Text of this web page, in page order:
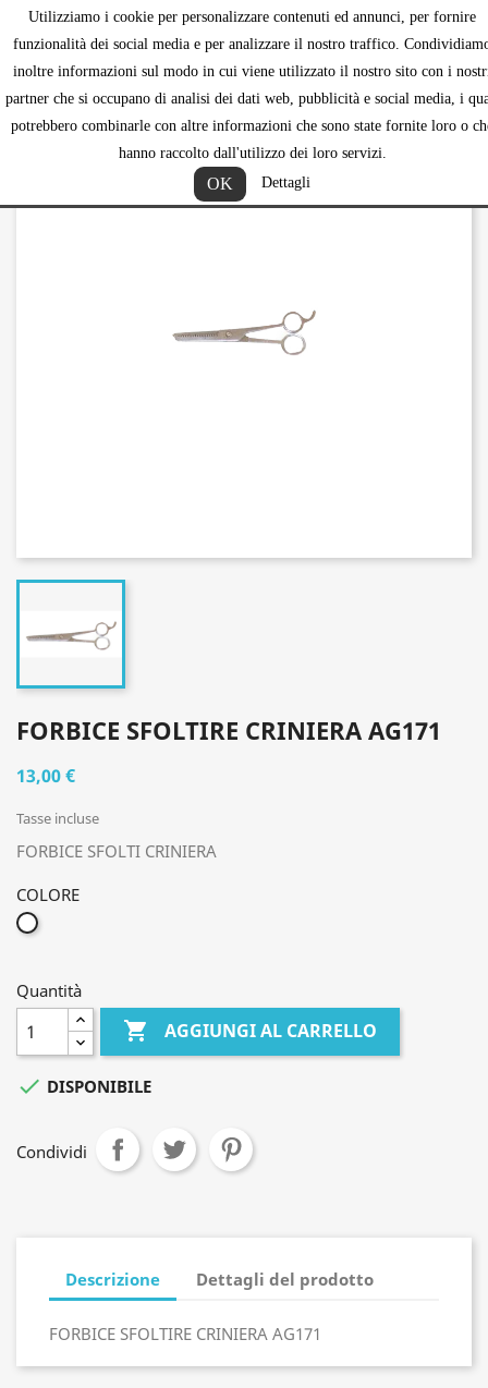
Utilizziamo i cookie per personalizzare contenuti ed annunci, per fornire
funzionalità dei social media e per analizzare il nostro traffico.
inoltre informazioni sul modo in cui viene utilizzato il nostro sito con i
partner che si occupano di analisi dei dati web, pubblicità e social media, i
potrebbero combinarle con altre informazioni che sono state fornite loro o
hanno raccolto dall'utilizzo dei loro servizi.
OK Dettagli

FORBICE SFOLTIRE CRINIERA AG171
13,00 €
Tasse incluse
FORBICE SFOLTI CRINIERA
COLORE
BIANCO
Quantità
 AGGIUNGI AL CARRELLO
 DISPONIBILE
Condividi
Descrizione Dettagli del prodotto
FORBICE SFOLTIRE CRINIERA AG171